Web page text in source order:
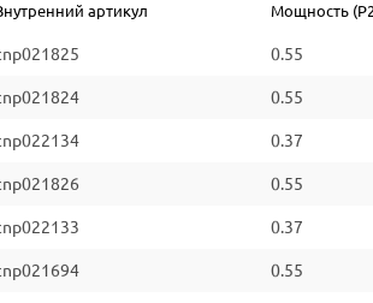
артикул Мощность
0.55
0.55
0.37
0.55
0.37
0.55